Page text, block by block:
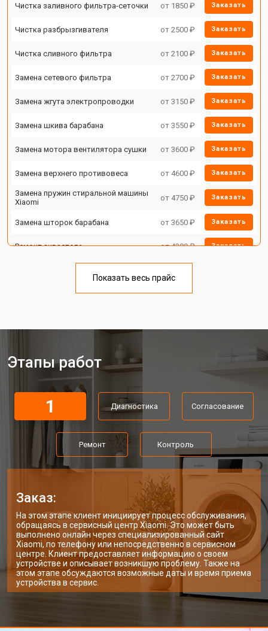
Чистка заливного фильтра-сеточки от 1850 ₽ Заказать
Чистка разбрызгивателя от 2500 ₽ Заказать
Чистка сливного фильтра от 2100 ₽ Заказать
Замена сетевого фильтра от 2700 ₽ Заказать
Замена жгута электропроводки от 3150 ₽ Заказать
Замена шкива барабана от 3550 ₽ Заказать
Замена мотора вентилятора сушки от 3600 ₽ Заказать
Замена верхнего противовеса от 4600 ₽ Заказать
Замена пружин стиральной машины
Xiaomi
от 4750 ₽ Заказать
Замена шторок барабана от 3650 ₽ Заказать
Ремонт аквастопа от 4200 ₽ Заказать
от 3450 ₽
Ремонт или замена петли двери
Ремонт или замена патрубка от 3250 ₽ Заказать
Ремонт платы управления
(восстановление)
Корпусный ремонт (замена резинок,
креплений, кнопок)
от 1850 ₽ Заказать
Замена крестовины от 2750 ₽ Заказать
Замена щёток стиральной машины
Xiaomi
от 3100 ₽ Заказать
Замена амортизаторов от 2000 ₽ Заказать
Замена подшипников от 2800 ₽ Заказать
Замена мотора стиральной машины
Xiaomi
от 3800 ₽ Заказать
Ремонт/замена датчика
температуры
от 2200 ₽
Показать весь прайс
Этапы работ
1 Диагностика Согласование
Ремонт Контроль
Заказ:
На этом этапе клиент инициирует процесс обслуживания,
обращаясь в сервисный центр Xiaomi. Это может быть
выполнено онлайн через специализированный сайт
Xiaomi, по телефону или непосредственно в сервисном
центре. Клиент предоставляет информацию о своем
устройстве и описывает возникшую проблему. Также на
этом этапе обсуждаются возможные даты и время приема
устройства в сервис.